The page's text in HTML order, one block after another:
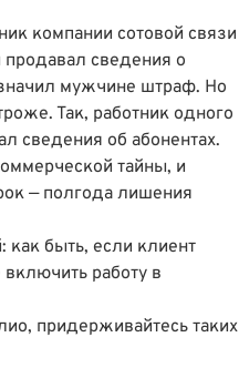
компании сотовой связи
сведения о
мужчине штраф. Но
Так, работник одного
сведения об абонентах.
тайны, и
— полгода лишения
как быть, если клиент
включить работу в
придерживайтесь таких